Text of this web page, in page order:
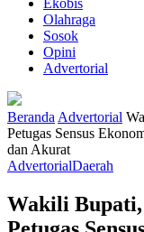
Ekobis
Olahraga
Sosok
Opini
Advertorial
Beranda Advertorial
Petugas Sensus
dan Akurat
AdvertorialDaerah
Wakili